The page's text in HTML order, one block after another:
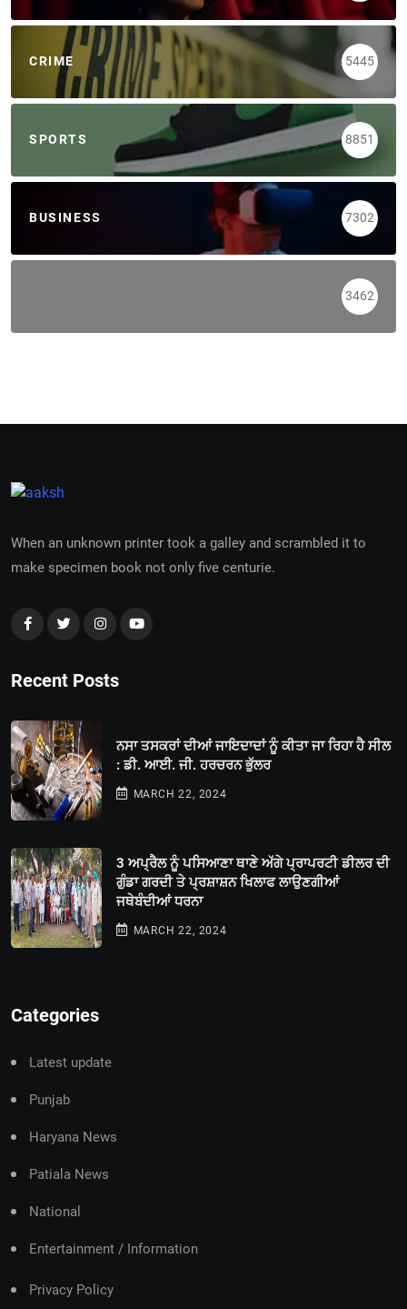
CRIME 5445
SPORTS 8851
BUSINESS 7302
3462
When an unknown printer took a galley and scrambled it to
make specimen book not only five centurie.
Recent Posts
ਨਸਾ ਤਸਕਰਾਂ ਦੀਆਂ ਜਾਇਦਾਦਾਂ ਨੂੰ ਕੀਤਾ ਜਾ ਰਿਹਾ ਹੈ ਸੀਲ
: ਡੀ. ਆਈ. ਜੀ. ਹਰਚਰਨ ਭੁੱਲਰ
MARCH 22, 2024
3 ਅਪ੍ਰੈਲ ਨੂੰ ਪਸਿਆਣਾ ਥਾਣੇ ਅੱਗੇ ਪ੍ਰਾਪਰਟੀ ਡੀਲਰ ਦੀ
ਗੁੰਡਾ ਗਰਦੀ ਤੇ ਪ੍ਰਸ਼ਾਸ਼ਨ ਖਿਲਾਫ ਲਾਉਣਗੀਆਂ
ਜਥੇਬੰਦੀਆਂ ਧਰਨਾ
MARCH 22, 2024
Categories
Latest update
Punjab
Haryana News
Patiala News
National
Entertainment / Information
Privacy Policy